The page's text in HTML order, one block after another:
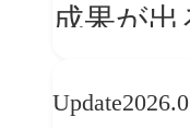
成果が
Update